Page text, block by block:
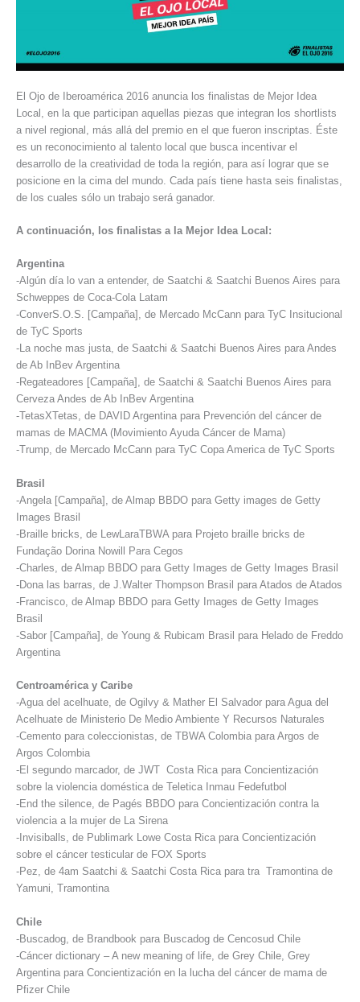
El Ojo de Iberoamérica 2016 anuncia los finalistas de Mejor Idea
Local, en la que participan aquellas piezas que integran los shortlists
a nivel regional, más allá del premio en el que fueron inscriptas. Éste
es un reconocimiento al talento local que busca incentivar el
desarrollo de la creatividad de toda la región, para así lograr que se
posicione en la cima del mundo. Cada país tiene hasta seis finalistas,
de los cuales sólo un trabajo será ganador.
A continuación, los finalistas a la Mejor Idea Local:
Argentina
-Algún día lo van a entender, de Saatchi & Saatchi Buenos Aires para
Schweppes de Coca-Cola Latam
-ConverS.O.S. [Campaña], de Mercado McCann para TyC Insitucional
de TyC Sports
-La noche mas justa, de Saatchi & Saatchi Buenos Aires para Andes
de Ab InBev Argentina
-Regateadores [Campaña], de Saatchi & Saatchi Buenos Aires para
Cerveza Andes de Ab InBev Argentina
-TetasXTetas, de DAVID Argentina para Prevención del cáncer de
mamas de MACMA (Movimiento Ayuda Cáncer de Mama)
-Trump, de Mercado McCann para TyC Copa America de TyC Sports
Brasil
-Angela [Campaña], de Almap BBDO para Getty images de Getty
Images Brasil
-Braille bricks, de LewLaraTBWA para Projeto braille bricks de
Fundação Dorina Nowill Para Cegos
-Charles, de Almap BBDO para Getty Images de Getty Images Brasil
-Dona las barras, de J.Walter Thompson Brasil para Atados de Atados
-Francisco, de Almap BBDO para Getty Images de Getty Images
Brasil
-Sabor [Campaña], de Young & Rubicam Brasil para Helado de Freddo
Argentina
Centroamérica y Caribe
-Agua del acelhuate, de Ogilvy & Mather El Salvador para Agua del
Acelhuate de Ministerio De Medio Ambiente Y Recursos Naturales
-Cemento para coleccionistas, de TBWA Colombia para Argos de
Argos Colombia
-El segundo marcador, de JWT Costa Rica para Concientización
sobre la violencia doméstica de Teletica Inmau Fedefutbol
-End the silence, de Pagés BBDO para Concientización contra la
violencia a la mujer de La Sirena
-Invisiballs, de Publimark Lowe Costa Rica para Concientización
sobre el cáncer testicular de FOX Sports
-Pez, de 4am Saatchi & Saatchi Costa Rica para tra Tramontina de
Yamuni, Tramontina
Chile
-Buscadog, de Brandbook para Buscadog de Cencosud Chile
-Cáncer dictionary – A new meaning of life, de Grey Chile, Grey
Argentina para Concientización en la lucha del cáncer de mama de
Pfizer Chile